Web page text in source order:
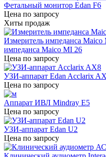
Фетальный монитор Edan F6
Цена по запросу
Хиты продаж
Измеритель импеданса Maico
импеданса Maico MI 26
Цена по запросу
УЗИ-аппарат Edan Acclarix
Цена по запросу
Аппарат ИВЛ Mindray E5
Цена по запросу
УЗИ-аппарат Edan U2
Цена по запросу